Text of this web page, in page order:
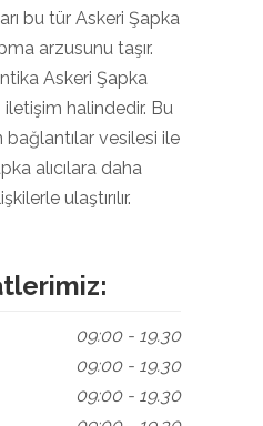
bu tür Askeri Şapka
arzusunu taşır.
Askeri Şapka
iletişim halindedir. Bu
bağlantılar vesilesi ile
alıcılara daha
ulaştırılır.
09:00 - 19.30
09:00 - 19.30
09:00 - 19.30